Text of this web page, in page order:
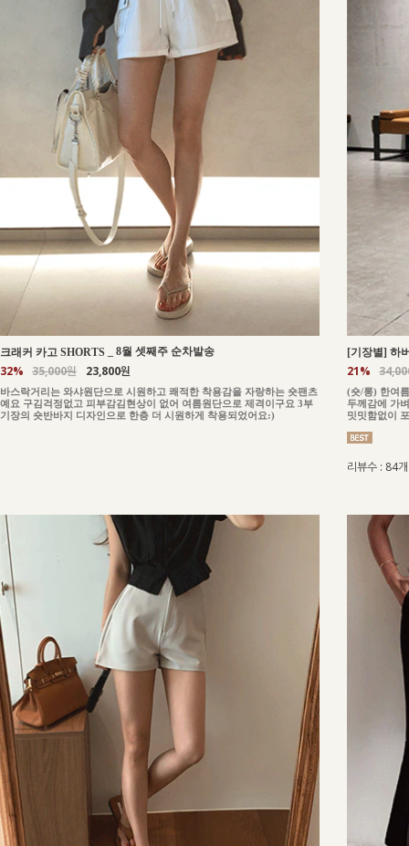
크래커 카고 SHORTS 8월 셋째주 순차발송
32% 35,000원 23,800원
바스락거리는 와샤원단으로 시원하고 쾌적한 착용감을 자랑하는 숏팬츠
예요 구김걱정없고 피부감김현상이 없어 여름원단으로 제격이구요 3부
기장의 숏반바지 디자인으로 한층 더 시원하게 착용되었어요:)
[기장별] 하
21%
(숏/롱) 한여
두께감에 가
밋밋함없이
리뷰수 : 84개